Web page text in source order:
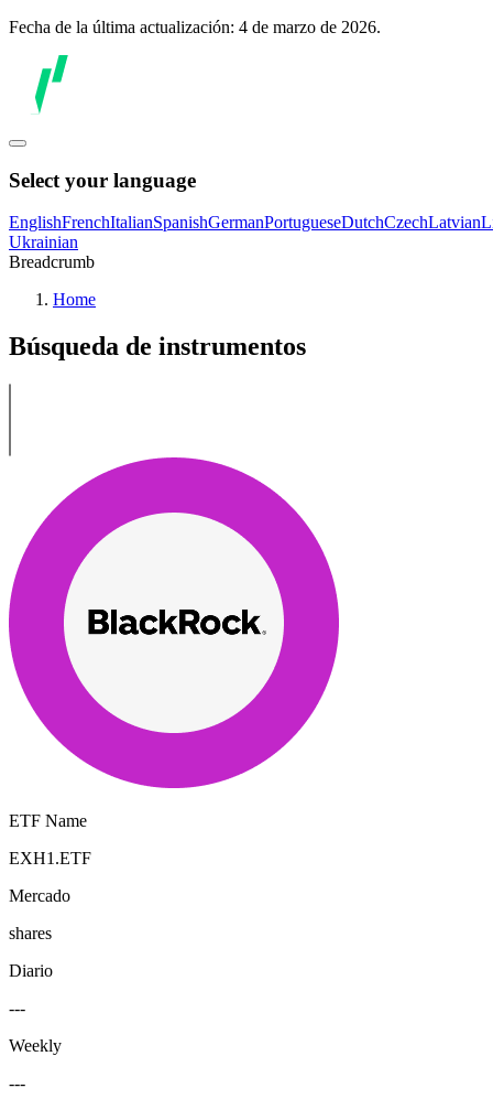
Fecha de la última actualización: 4 de marzo de 2026.
Select your language
EnglishFrenchItalianSpanishGermanPortugueseDutchCzechLatvian
Ukrainian
Breadcrumb
Home
Búsqueda de instrumentos
ETF Name
EXH1.ETF
Mercado
shares
Diario
---
Weekly
---